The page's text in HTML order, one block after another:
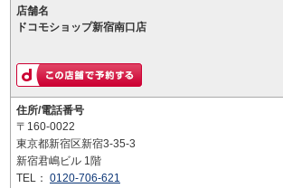
店舗名
ドコモショップ新宿南口店
住所/電話番号
〒160-0022
東京都新宿区新宿3-35-3
新宿君嶋ビル 1階
TEL： 0120-706-621